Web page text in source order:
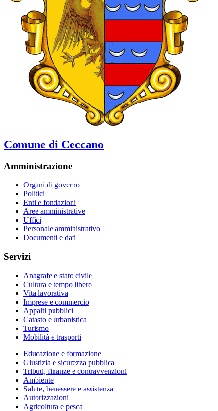
Comune di Ceccano
Amministrazione
Organi di governo
Politici
Enti e fondazioni
Aree amministrative
Uffici
Personale amministrativo
Documenti e dati
Servizi
Anagrafe e stato civile
Cultura e tempo libero
Vita lavorativa
Imprese e commercio
Appalti pubblici
Catasto e urbanistica
Turismo
Mobilità e trasporti
Educazione e formazione
Giustizia e sicurezza pubblica
Tributi, finanze e contravvenzioni
Ambiente
Salute, benessere e assistenza
Autorizzazioni
Agricoltura e pesca